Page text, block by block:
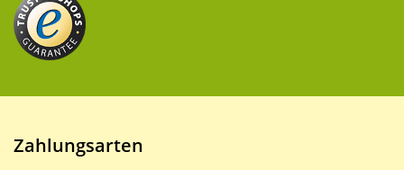
Zahlungsarten